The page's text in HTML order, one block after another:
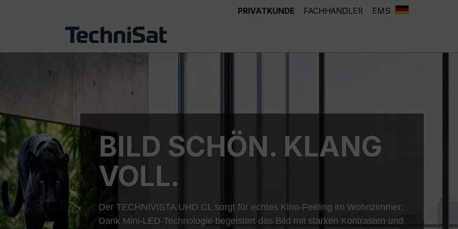
PRIVATKUNDE FACHHÄNDLER EMS
BILD SCHÖN. KLANG
VOLL.
Der TECHNIVISTA UHD CL sorgt für echtes Kino-Feeling im Wohnzimmer.
Dank Mini-LED-Technologie begeistert das Bild mit starken Kontrasten und